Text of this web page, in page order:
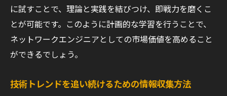
インターンシップ活用実践経験で競争力を高め
るネットワークエンジニア
インターンシップの選び方と参加のメリッ
ト
フィードバックを活かしたスキル改善策
に試すことで、理論と実践を結びつけ、即戦力を磨くこ
とが可能です。このように計画的な学習を行うことで、
ネットワークエンジニアとしての市場価値を高めること
ができるでしょう。
技術トレンドを追い続けるための情報収集方法